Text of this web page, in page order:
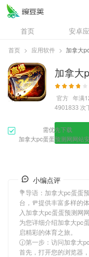
首页 安卓
资讯
专题
问答
首页 > 应用软件 > 加拿大
加拿大
官方 年满
4901833 次
需优先下载
加拿大pc蛋蛋预测网网站
小编点评
💐导语： 加拿大pc蛋蛋
台，🚥提供丰富多样的
入加拿大pc蛋蛋预测网
为您详细介绍加拿大pc
启精彩的体育之旅。
🕜第一步：访问加拿大
首先，打开您的浏览器